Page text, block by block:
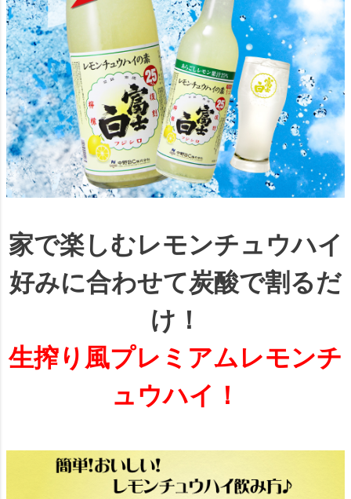
家で楽しむレモンチュウハイ
好みに合わせて炭酸で割るだ
け！
生搾り風プレミアムレモンチ
ュウハイ！